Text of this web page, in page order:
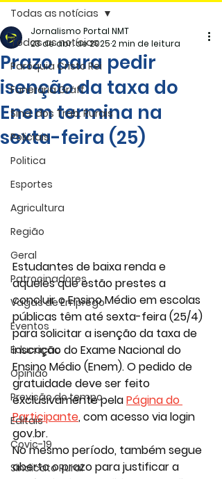
Todas as notícias
Paróquia Cristo Rei
Funerária Gräff
Sind. dos Trab. Rurais
Policiais
Politica
Esportes
Agricultura
Região
Geral
Patrocinadores
Vagas de Emprego
Eventos
Educação
Opinião
Previsão do tempo
Editais
Covic-19
Sindicato Rural
Todas as notícias
Prazo para pedir
isenção da taxa do
Enem termina na
sexta-feira (25)
Jornalismo Portal NMT
23 de abr. de 20252 min de leitura
Estudantes de baixa renda e
aqueles que estão prestes a
concluir o Ensino Médio em escolas
públicas têm até sexta-feira (25/4)
para solicitar a isenção da taxa de
inscrição do Exame Nacional do
Ensino Médio (Enem). O pedido de
gratuidade deve ser feito
exclusivamente pela Página do
Participante, com acesso via login
gov.br.
No mesmo período, também segue
aberto o prazo para justificar a